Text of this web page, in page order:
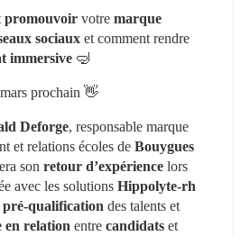
promouvoir votre marque
sociaux
immersive 🤿
prochain 👋
Deforge, responsable marque
et relations écoles de Bouygues
son retour d’expérience lors
avec les solutions Hippolyte-rh
pré-qualification
en relation entre candidats